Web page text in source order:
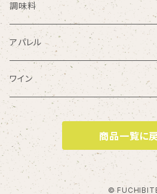
調味料
ぽん酢
アパレル
Tシャツ
ワイン
商品一覧に
©